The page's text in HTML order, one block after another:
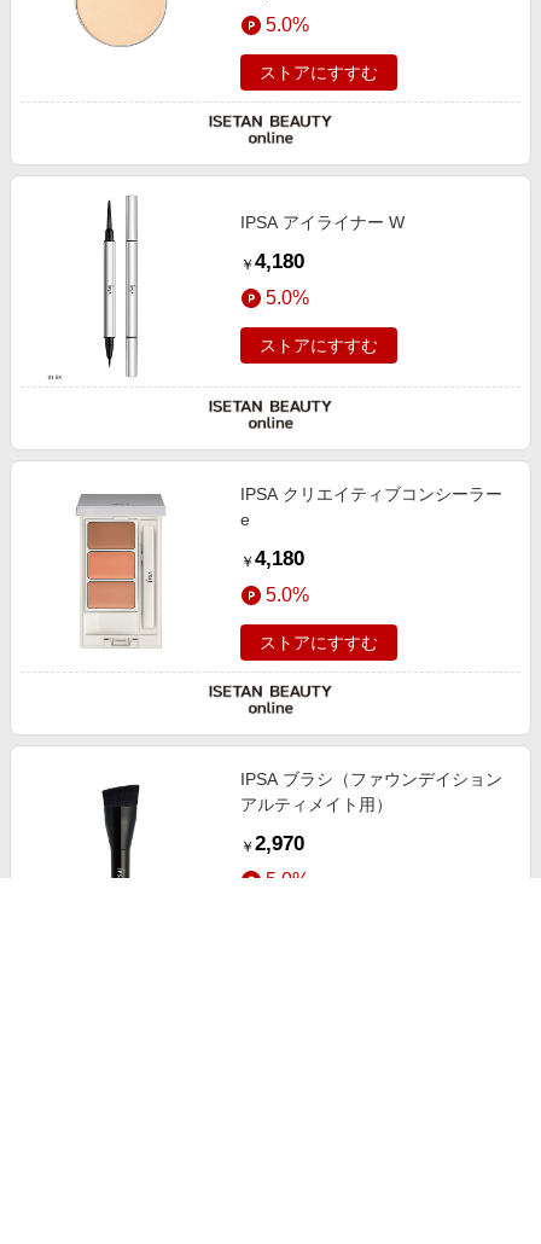
5.0%
ストアにすすむ
IPSA アイライナー W
￥ 4,180
5.0%
ストアにすすむ
IPSA クリエイティブコンシーラー
e
￥ 4,180
5.0%
ストアにすすむ
IPSA ブラシ（ファウンデイション
アルティメイト用）
￥ 2,970
5.0%